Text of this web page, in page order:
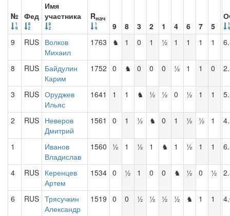
№ Фед
Имя
участника
Rнач
9 8 3 2 1 4 6 7 5
9 RUS Волков
Михаил
1763 ♞ 1 0 1 ½ 1 1 1 1
8 RUS Байдулин
Карим
1752 0 ♞ 0 0 0 ½ 1 1 0
3 RUS Оруджев
Ильяс
1641 1 1 ♞ ½ ½ 0 ½ 1 1
2 RUS Неверов
Дмитрий
1561 0 1 ½ ♞ 0 1 ½ ½ 1
1
Иванов
Владислав
1560 ½ 1 ½ 1 ♞ 1 ½ 1 1
4 RUS Керенцев
Артем
1534 0 ½ 1 0 0 ♞ ½ 0 ½
6 RUS Трясучкин
Александр
1519 0 0 ½ ½ ½ ½ ♞ 1 1